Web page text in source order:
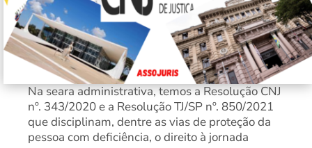
Na seara administrativa, temos a Resolução CNJ
nº. 343/2020 e a Resolução TJ/SP nº. 850/2021
que disciplinam, dentre as vias de proteção da
pessoa com deficiência, o direito à jornada